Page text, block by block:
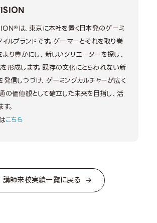
は、東京に本社を置く日本発のゲーミ
イルブランドです。ゲーマーとそれを取り巻
より豊かにし、新しいクリエーターを探し、
形成します。既存の文化にとらわれない新
発信しつづけ、ゲーミングカルチャーが広く
の価値観として確立した未来を目指し、活
。
こちら
講師来校実績一覧に戻る